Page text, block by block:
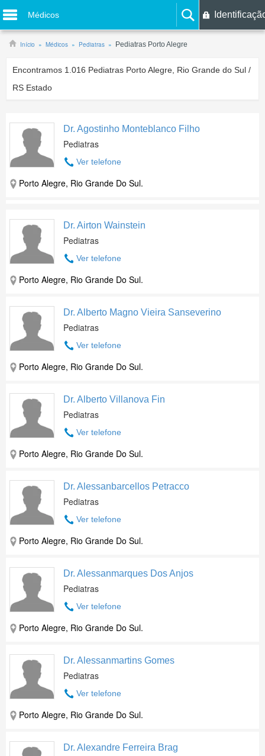
Médicos
Início Médicos Pediatras Pediatras Porto Alegre
Encontramos 1.016 Pediatras Porto Alegre, Rio Grande do Sul /
RS Estado
Dr. Agostinho Monteblanco Filho
Pediatras
Ver telefone
Porto Alegre, Rio Grande Do Sul.
Dr. Airton Wainstein
Pediatras
Ver telefone
Porto Alegre, Rio Grande Do Sul.
Dr. Alberto Magno Vieira Sanseverino
Pediatras
Ver telefone
Porto Alegre, Rio Grande Do Sul.
Dr. Alberto Villanova Fin
Pediatras
Ver telefone
Porto Alegre, Rio Grande Do Sul.
Dr. Alessanbarcellos Petracco
Pediatras
Ver telefone
Porto Alegre, Rio Grande Do Sul.
Dr. Alessanmarques Dos Anjos
Pediatras
Ver telefone
Porto Alegre, Rio Grande Do Sul.
Dr. Alessanmartins Gomes
Pediatras
Ver telefone
Porto Alegre, Rio Grande Do Sul.
Dr. Alexandre Ferreira Brag